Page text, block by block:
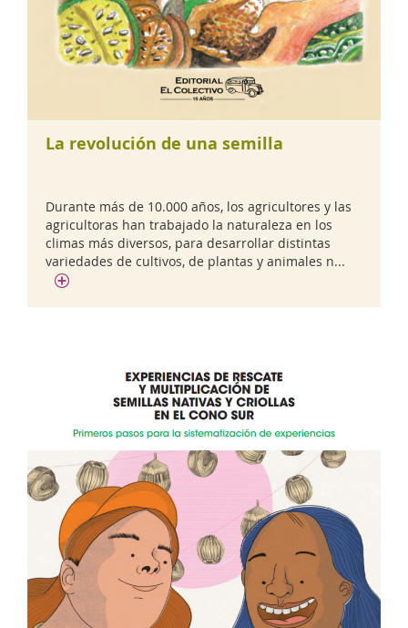
La revolución de una semilla
Durante más de 10.000 años, los agricultores y las
agricultoras han trabajado la naturaleza en los
climas más diversos, para desarrollar distintas
variedades de cultivos, de plantas y animales n...